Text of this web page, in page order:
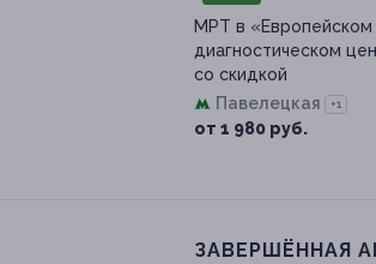
МРТ в «Европейском
диагностическом
со скидкой
Павелецкая
+1
от 1 980 руб.
ЗАВЕРШЁННАЯ